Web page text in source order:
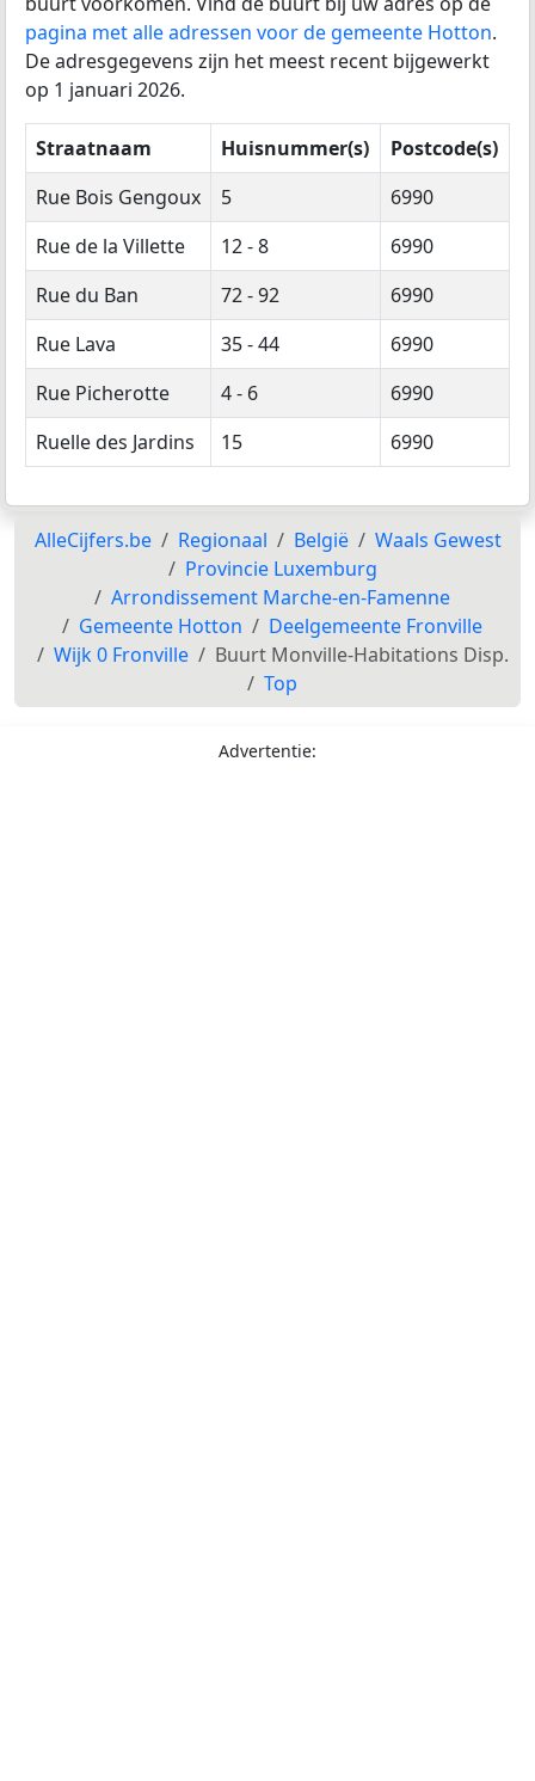
pagina met alle adressen voor de gemeente Hotton.
De adresgegevens zijn het meest recent bijgewerkt
op 1 januari 2026.
Straatnaam Huisnummer(s)
Postcode(s)
Rue Bois Gengoux
5
6990
Rue de la Villette
12 - 8
6990
Rue du Ban
72 - 92
6990
Rue Lava
35 - 44
6990
Rue Picherotte
4 - 6
6990
Ruelle des Jardins
15 6990
AlleCijfers.be Regionaal België
Waals Gewest
Provincie Luxemburg
Arrondissement Marche-en-Famenne
Gemeente Hotton
Deelgemeente Fronville
Wijk 0 Fronville
Buurt Monville-Habitations Disp.
Top
Advertentie: